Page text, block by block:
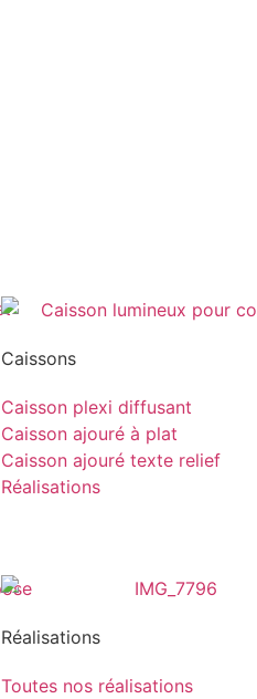
Caissons
Caisson plexi diffusant
Caisson ajouré à plat
Caisson ajouré texte relief
Réalisations
Réalisations
Toutes nos réalisations